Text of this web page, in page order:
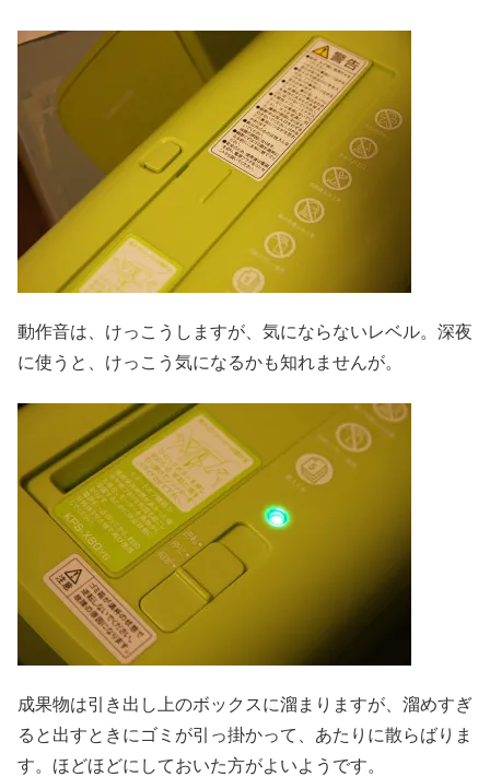
動作音は、けっこうしますが、気にならないレベル。深夜
に使うと、けっこう気になるかも知れませんが。
成果物は引き出し上のボックスに溜まりますが、溜めすぎ
ると出すときにゴミが引っ掛かって、あたりに散らばりま
す。ほどほどにしておいた方がよいようです。